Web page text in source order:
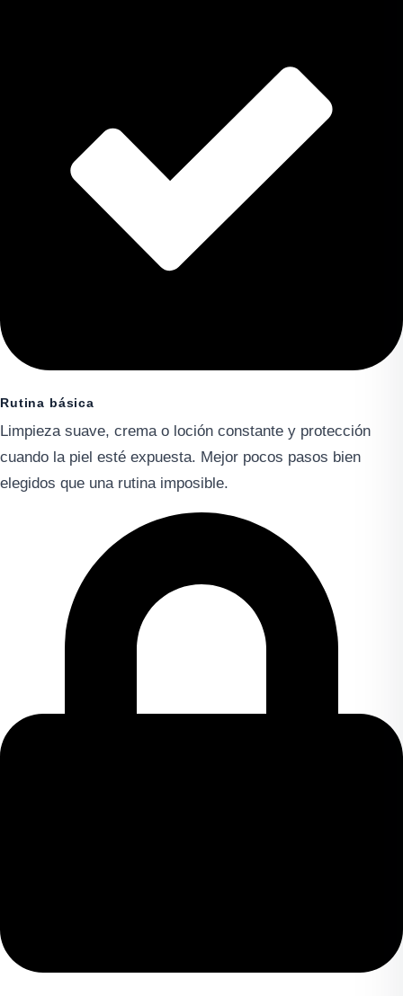
Rutina básica
Limpieza suave, crema o loción constante y protección
cuando la piel esté expuesta. Mejor pocos pasos bien
elegidos que una rutina imposible.